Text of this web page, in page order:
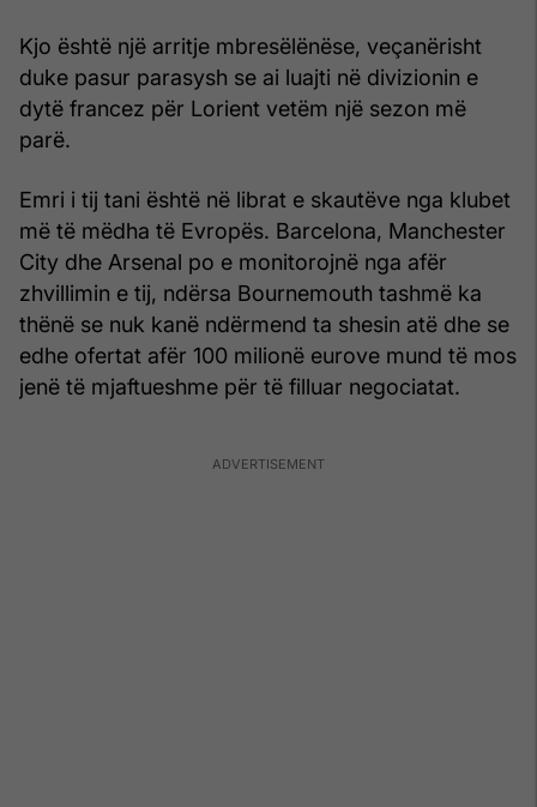
Kjo është një arritje mbresëlënëse, veçanërisht
duke pasur parasysh se ai luajti në divizionin e
dytë francez për Lorient vetëm një sezon më
parë.
Emri i tij tani është në librat e skautëve nga klubet
më të mëdha të Evropës. Barcelona, Manchester
City dhe Arsenal po e monitorojnë nga afër
zhvillimin e tij, ndërsa Bournemouth tashmë ka
thënë se nuk kanë ndërmend ta shesin atë dhe se
edhe ofertat afër 100 milionë eurove mund të mos
jenë të mjaftueshme për të filluar negociatat.